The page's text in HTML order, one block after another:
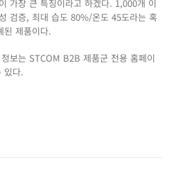
가장 큰 특징이라고 하겠다. 1,000개 이
검증, 최대 습도 80%/온도 45도라는 혹
된 제품이다.
보는 STCOM B2B 제품군 전용 홈페이
있다.